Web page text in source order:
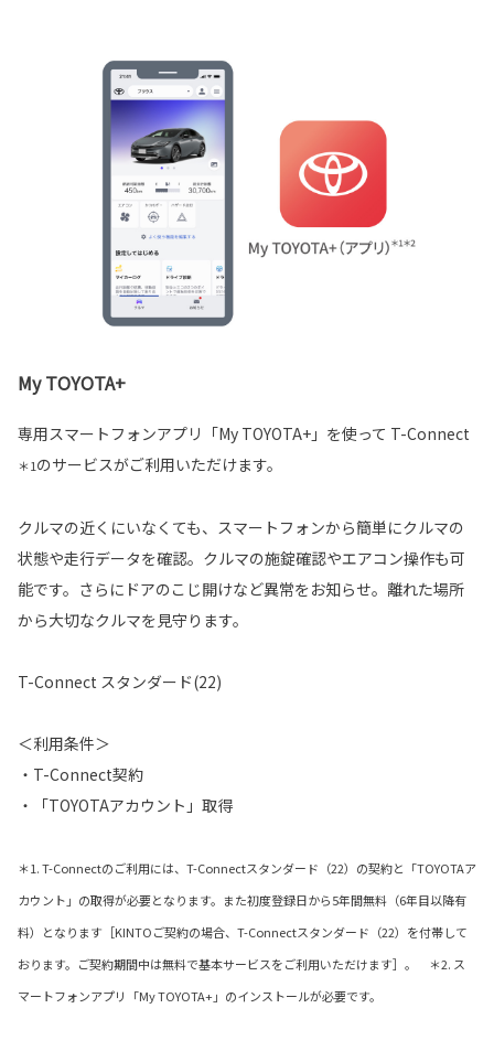
My TOYOTA+
専用スマートフォンアプリ「My TOYOTA+」を使って T-Connect
＊1のサービスがご利用いただけます。
クルマの近くにいなくても、スマートフォンから簡単にクルマの
状態や走行データを確認。クルマの施錠確認やエアコン操作も可
能です。さらにドアのこじ開けなど異常をお知らせ。離れた場所
から大切なクルマを見守ります。
T-Connect スタンダード(22)
＜利用条件＞
・T-Connect契約
・「TOYOTAアカウント」取得
＊1. T-Connectのご利用には、T-Connectスタンダード（22）の契約と「TOYOTAア
カウント」の取得が必要となります。また初度登録日から5年間無料（6年目以降有
料）となります［KINTOご契約の場合、T-Connectスタンダード（22）を付帯して
おります。ご契約期間中は無料で基本サービスをご利用いただけます］。 ＊2. ス
マートフォンアプリ「My TOYOTA+」のインストールが必要です。